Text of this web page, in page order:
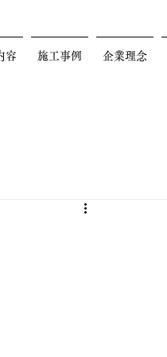
容 施工事例 企業理念